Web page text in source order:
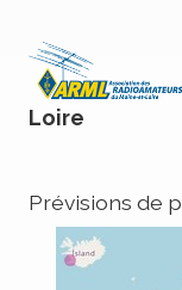
Loire
Prévisions de